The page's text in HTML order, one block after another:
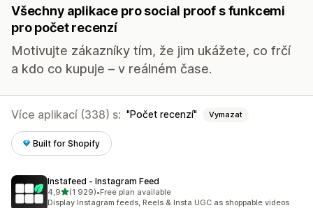
Všechny aplikace pro social proof s funkcemi
pro počet recenzí
Motivujte zákazníky tím, že jim ukážete, co frčí
a kdo co kupuje – v reálném čase.
Více aplikací (338) s: Počet recenzí Vymazat
Built for Shopify
Instafeed ‑ Instagram Feed
4,9z 5 hvězd
(1 929)
Celkový počet recenzí: 1929
•Free plan available
Display Instagram feeds, Reels & Insta UGC as shoppable videos